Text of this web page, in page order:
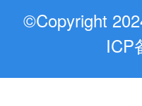
©Copyright
ICP